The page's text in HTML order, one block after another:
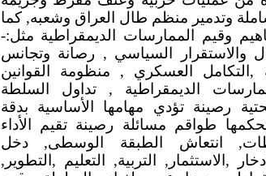
وتدمير منظم طال العراق وشعبه, كما
وقيم الممارسات الديمقراطية مثل:-
والاستقرار السياسي , رصانة وتجانس
,التكامل العسكري , منظومة القوانين
الديمقراطية , تداول السلطة
رصينة تؤدي مهامها الأساسية بدقة
طواقم مسائلة رصينة تقيم الأداء
انتعاش الطبقة الوسطى, دخل
,الاستثمار, التربية, التعليم ,التطوير,